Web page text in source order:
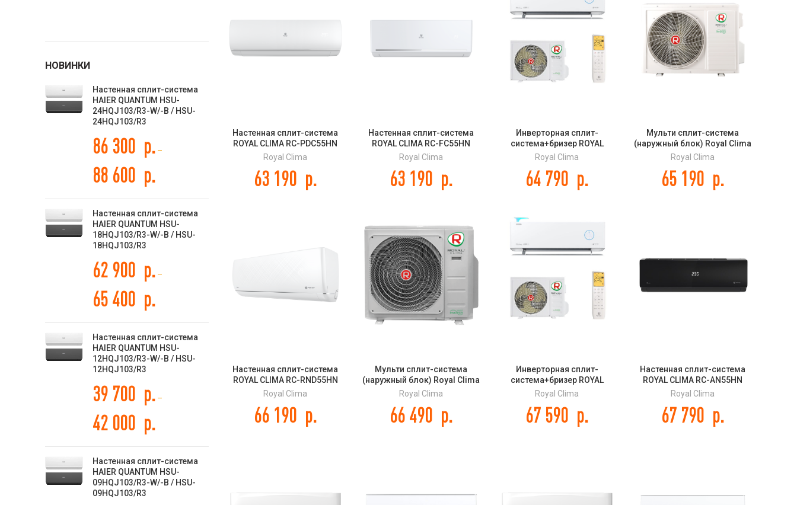
Настенная сплит-система
ROYAL CLIMA RC-PDC55HN
PANDORA 2025 Wi-Fi
Royal Clima
63 190 р.
Настенная сплит-система
ROYAL CLIMA RC-FC55HN
FELICITA
Royal Clima
63 190 р.
Инверторная сплит-
система+бризер ROYAL
CLIMA RCI-RF30HN ROYAL
FRESH Full DC EU Inverter
Royal Clima
64 790 р.
Мульти сплит-система
(наружный блок) Royal Clima
2TFM-17HN/OUT серии MULTI
GAMMA EU ERP Inverter
Royal Clima
65 190 р.
Настенная сплит-система
ROYAL CLIMA RC-RND55HN
RENAISSANCE 2025 Wi-Fi
Royal Clima
66 190 р.
Мульти сплит-система
(наружный блок) Royal Clima
2RMN-18HN / OUT серии
MULTI FLEXI EU ERP
Royal Clima
66 490 р.
Инверторная сплит-
система+бризер ROYAL
CLIMA RCI-RF40HN ROYAL
FRESH Full DC EU Inverter
Royal Clima
67 590 р.
Настенная сплит-система
ROYAL CLIMA RC-AN55HN
ATTICA NERO
Royal Clima
67 790 р.
НОВИНКИ
Настенная сплит-система
HAIER QUANTUM HSU-
24HQJ103/R3-W/-B / HSU-
24HQJ103/R3
86 300 р. –
88 600 р.
Настенная сплит-система
HAIER QUANTUM HSU-
18HQJ103/R3-W/-B / HSU-
18HQJ103/R3
62 900 р. –
65 400 р.
Настенная сплит-система
HAIER QUANTUM HSU-
12HQJ103/R3-W/-B / HSU-
12HQJ103/R3
39 700 р. –
42 000 р.
Настенная сплит-система
HAIER QUANTUM HSU-
09HQJ103/R3-W/-B / HSU-
09HQJ103/R3